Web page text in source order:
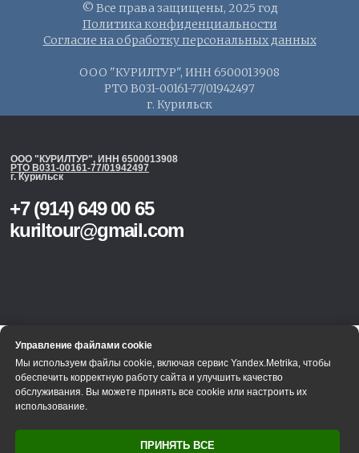
Управление файлами cookie
Мы используем файлы cookie, включая сервис Yandex.Metrika,
чтобы обеспечить корректную работу сайта и улучшить
качество обслуживания. Вы можете принять все cookie или
настроить их использование.
Принять все
© Все права защищены, 2025 год
Политика конфиденциальности
Согласие на обработку персональных данных
ООО "КУРИЛТУР", ИНН 6500013908
РТО В031-00161-77/01942497
г. Курильск
Управление файлами cookie
Мы используем файлы cookie, включая сервис Yandex.Metrika, чтобы
обеспечить корректную работу сайта и улучшить качество
обслуживания. Вы можете принять все cookie или настроить их
использование.
ПРИНЯТЬ ВСЕ